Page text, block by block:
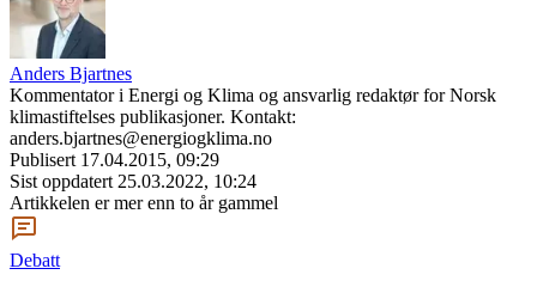
Anders Bjartnes
Kommentator i Energi og Klima og ansvarlig redaktør for Norsk
klimastiftelses publikasjoner. Kontakt:
anders.bjartnes@energiogklima.no
Publisert 17.04.2015, 09:29
Sist oppdatert 25.03.2022, 10:24
Artikkelen er mer enn to år gammel
Debatt